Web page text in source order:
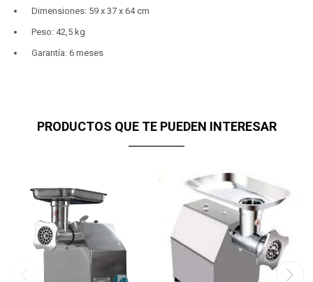
Dimensiones: 59 x 37 x 64 cm
Peso: 42,5 kg
Garantía: 6 meses
PRODUCTOS QUE TE PUEDEN INTERESAR